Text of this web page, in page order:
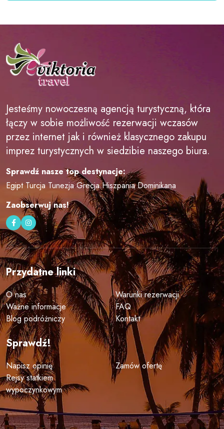
Jesteśmy nowoczesną agencją turystyczną, która
łączy w sobie możliwość rezerwacji wczasów
przez internet jak i również klasycznego zakupu
imprez turystycznych w siedzibie naszego biura.
Sprawdź nasze top destynacje:
Egipt Turcja Tunezja Grecja Hiszpania Dominikana
Zaobserwuj nas!
Przydatne linki
O nas
Warunki rezerwacji
Ważne informacje
FAQ
Blog podróżniczy
Kontakt
Sprawdź!
Napisz opinię
Zamów ofertę
Rejsy statkiem
wypoczynkowym